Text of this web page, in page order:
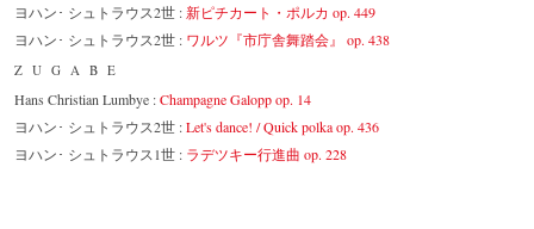
ヨハン･ シュトラウス2世 :新ピチカート・ポルカ op. 449
ヨハン･ シュトラウス2世 : ワルツ『市庁舎舞踏会』 op. 438
ZUGABE
Hans Christian Lumbye :Champagne Galopp op. 14
ヨハン･ シュトラウス2世 :Let's dance! / Quick polka op. 436
ヨハン･ シュトラウス1世 : ラデツキー行進曲 op. 228